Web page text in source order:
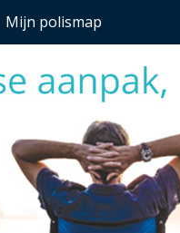
Mijn polismap